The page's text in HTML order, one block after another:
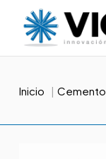
Inicio Cemento